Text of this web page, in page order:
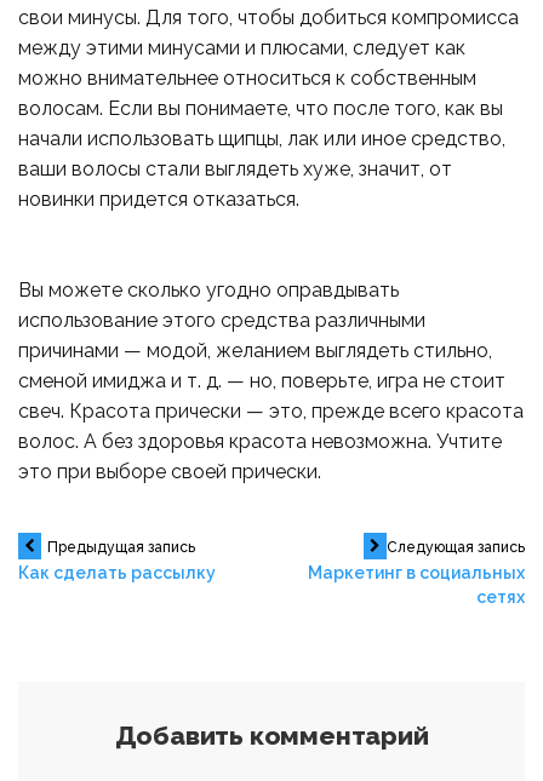
свои минусы. Для того, чтобы добиться компромисса
между этими минусами и плюсами, следует как
можно внимательнее относиться к собственным
волосам. Если вы понимаете, что после того, как вы
начали использовать щипцы, лак или иное средство,
ваши волосы стали выглядеть хуже, значит, от
новинки придется отказаться.
Вы можете сколько угодно оправдывать
использование этого средства различными
причинами — модой, желанием выглядеть стильно,
сменой имиджа и т. д. — но, поверьте, игра не стоит
свеч. Красота прически — это, прежде всего красота
волос. А без здоровья красота невозможна. Учтите
это при выборе своей прически.
Навигация
Предыдущая запись
Как сделать рассылку
Следующая запись
Маркетинг в социальных
сетях
Добавить комментарий